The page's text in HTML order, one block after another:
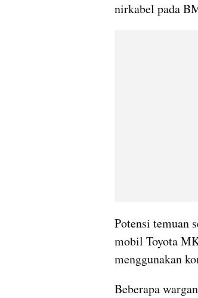
nirkabel pada
Potensi temuan
mobil Toyota
menggunakan
Beberapa